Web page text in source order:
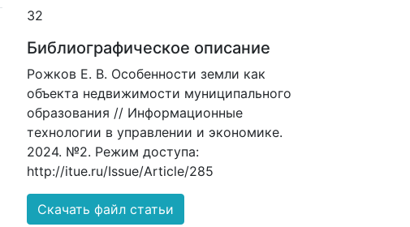
32
Библиографическое описание
Рожков Е. В. Особенности земли как
объекта недвижимости муниципального
образования // Информационные
технологии в управлении и экономике.
2024. №2. Режим доступа:
http://itue.ru/Issue/Article/285
Скачать файл статьи